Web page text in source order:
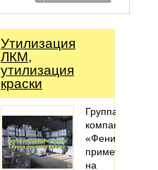
Утилизация
ЛКМ,
утилизация
краски
Группа
компаний
«Феникс»
примет
на